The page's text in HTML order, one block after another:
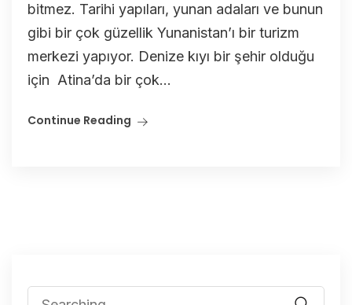
bitmez. Tarihi yapıları, yunan adaları ve bunun
gibi bir çok güzellik Yunanistan’ı bir turizm
merkezi yapıyor. Denize kıyı bir şehir olduğu
için Atina’da bir çok...
Continue Reading